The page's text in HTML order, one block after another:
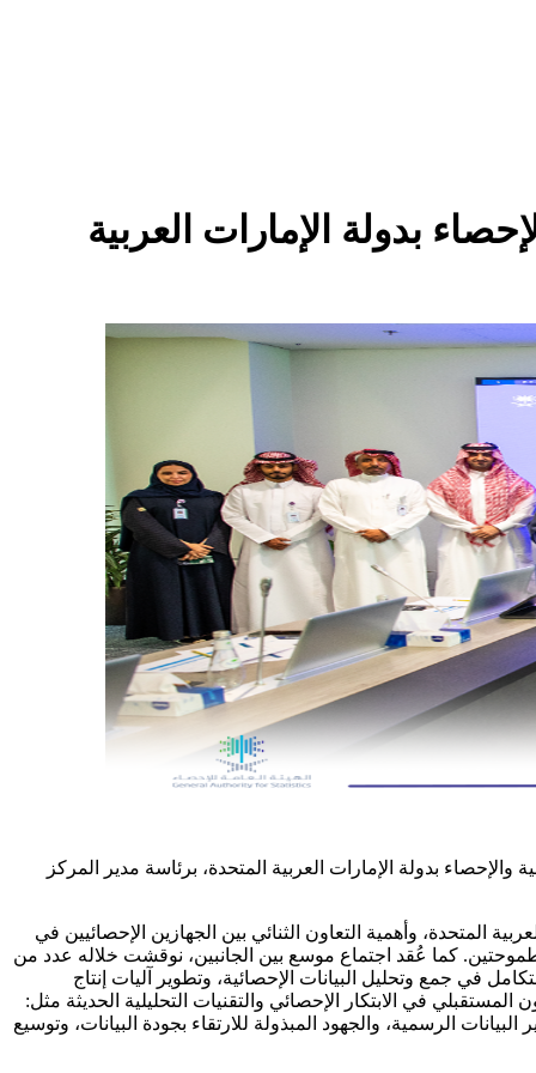
بدولة الإمارات العربية
بدولة الإمارات العربية المتحدة، برئاسة مدير المركز
المتحدة، وأهمية التعاون الثنائي بين الجهازين الإحصائيين في
كما عُقد اجتماع موسع بين الجانبين، نوقشت خلاله عدد من
في جمع وتحليل البيانات الإحصائية، وتطوير آليات إنتاج
في الابتكار الإحصائي والتقنيات التحليلية الحديثة مثل:
الرسمية، والجهود المبذولة للارتقاء بجودة البيانات، وتوسيع